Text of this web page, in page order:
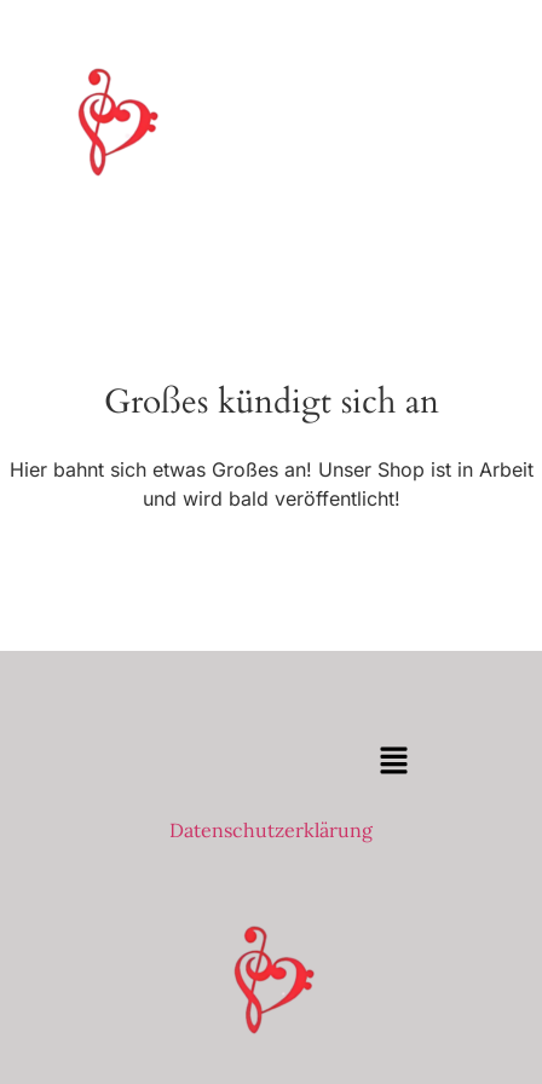
Großes kündigt sich an
Hier bahnt sich etwas Großes an! Unser Shop ist in Arbeit
und wird bald veröffentlicht!
Datenschutzerklärung